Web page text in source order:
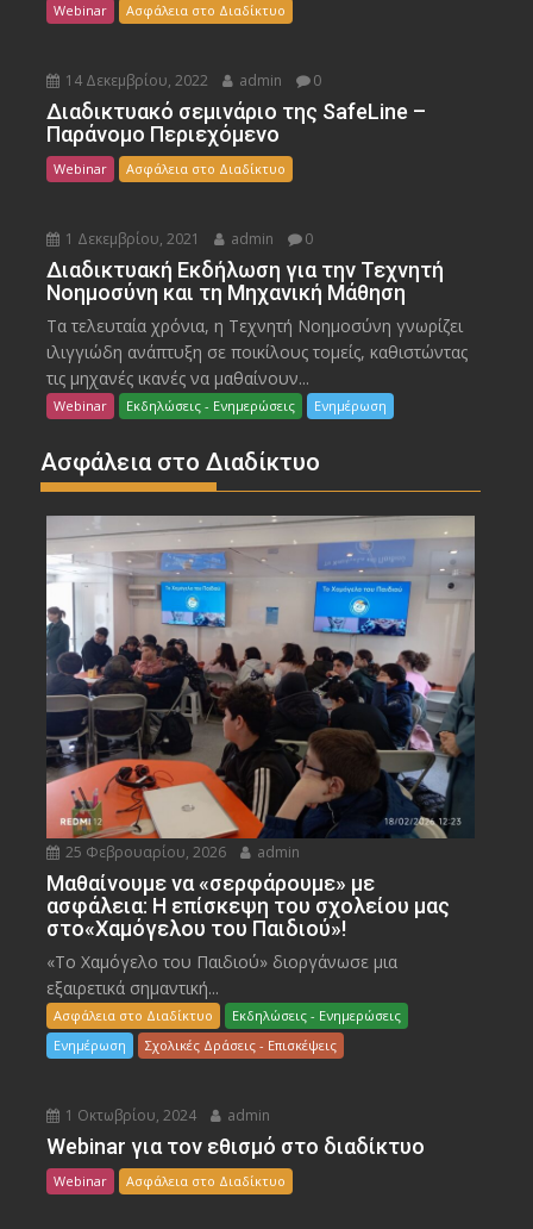
Webinar Ασφάλεια στο Διαδίκτυο
14 Δεκεμβρίου, 2022 admin 0
Διαδικτυακό σεμινάριο της SafeLine –
Παράνομο Περιεχόμενο
Webinar Ασφάλεια στο Διαδίκτυο
1 Δεκεμβρίου, 2021 admin 0
Διαδικτυακή Εκδήλωση για την Τεχνητή
Νοημοσύνη και τη Μηχανική Μάθηση
Τα τελευταία χρόνια, η Τεχνητή Νοημοσύνη γνωρίζει
ιλιγγιώδη ανάπτυξη σε ποικίλους τομείς, καθιστώντας
τις μηχανές ικανές να μαθαίνουν...
Webinar Εκδηλώσεις - Ενημερώσεις Ενημέρωση
Ασφάλεια στο Διαδίκτυο
25 Φεβρουαρίου, 2026 admin
Μαθαίνουμε να «σερφάρουμε» με
ασφάλεια: Η επίσκεψη του σχολείου μας
στο«Χαμόγελου του Παιδιού»!
«Το Χαμόγελο του Παιδιού» διοργάνωσε μια
εξαιρετικά σημαντική...
Ασφάλεια στο Διαδίκτυο
Εκδηλώσεις - Ενημερώσεις
Ενημέρωση
Σχολικές Δράσεις - Επισκέψεις
1 Οκτωβρίου, 2024 admin
Webinar για τον εθισμό στο διαδίκτυο
Webinar Ασφάλεια στο Διαδίκτυο